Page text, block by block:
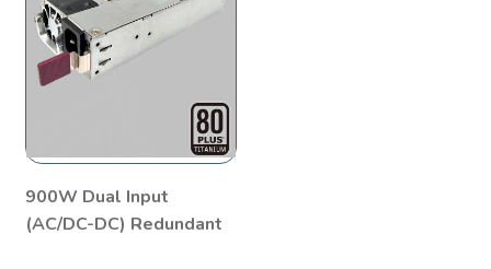
900W Dual Input
(AC/DC-DC) Redundant